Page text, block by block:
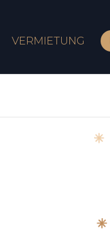
VERMIETUNG